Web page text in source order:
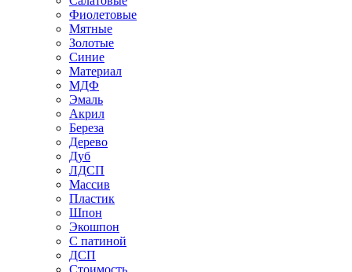
Фиолетовые
Мятные
Золотые
Синие
Материал
МДФ
Эмаль
Акрил
Береза
Дерево
Дуб
ЛДСП
Массив
Пластик
Шпон
Экошпон
С патиной
ДСП
Стоимость